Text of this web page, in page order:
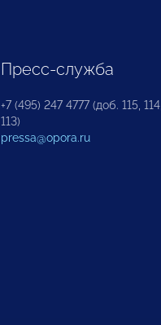
Пресс-служба
+7 (495) 247 4777 (доб. 115, 114,
113)
pressa@opora.ru